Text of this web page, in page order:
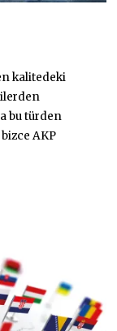
kalitedeki
bu türden
AKP